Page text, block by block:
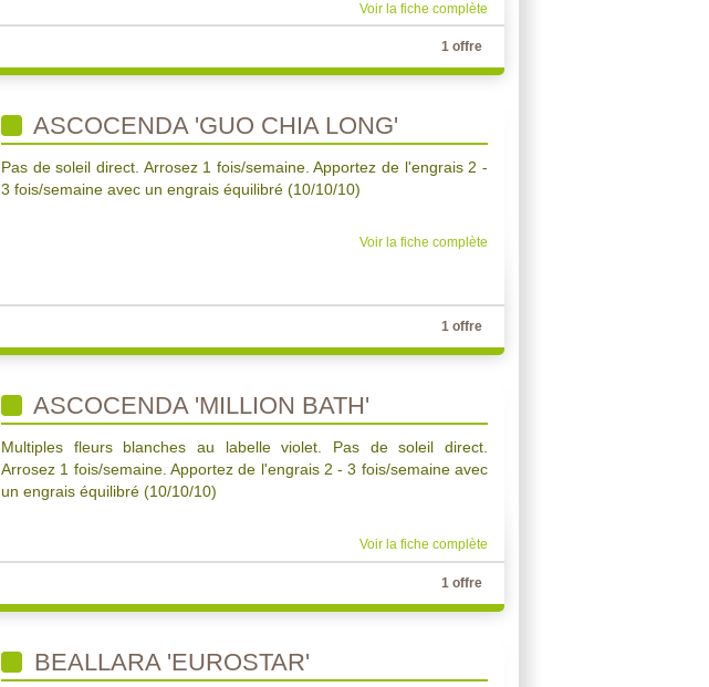
Voir la fiche complète
1 offre
ASCOCENDA 'GUO CHIA LONG'
Pas de soleil direct. Arrosez 1 fois/semaine. Apportez de l'engrais 2 -
3 fois/semaine avec un engrais équilibré (10/10/10)
Voir la fiche complète
1 offre
ASCOCENDA 'MILLION BATH'
Multiples fleurs blanches au labelle violet. Pas de soleil direct.
Arrosez 1 fois/semaine. Apportez de l'engrais 2 - 3 fois/semaine avec
un engrais équilibré (10/10/10)
Voir la fiche complète
1 offre
BEALLARA 'EUROSTAR'